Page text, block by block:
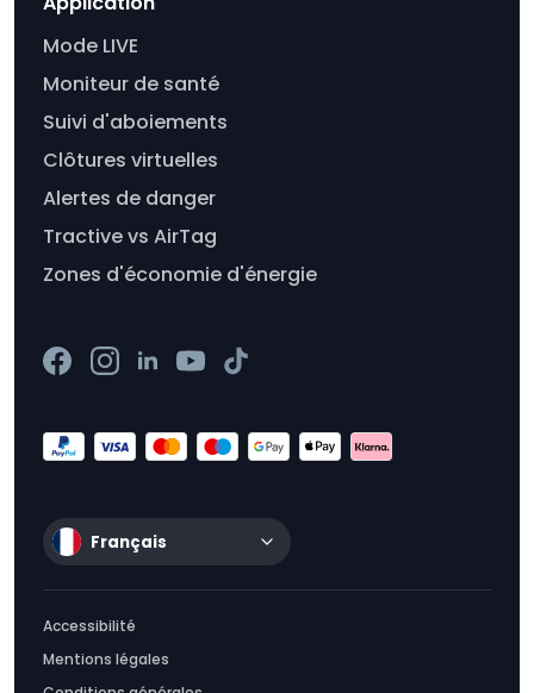
Mode LIVE
Moniteur de santé
Suivi d'aboiements
Clôtures virtuelles
Alertes de danger
Tractive vs AirTag
Zones d'économie d'énergie
Français
Accessibilité
Mentions légales